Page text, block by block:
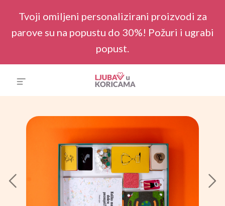
Tvoji omiljeni personalizirani proizvodi za
parove su na popustu do 30%! Požuri i ugrabi
popust.